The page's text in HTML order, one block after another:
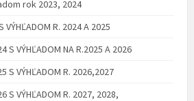
rok 2023, 2024
VÝHĽADOM R. 2024 A 2025
S VÝHĽADOM NA R.2025 A 2026
S VÝHĽADOM R. 2026,2027
S VÝHĽADOM R. 2027, 2028,